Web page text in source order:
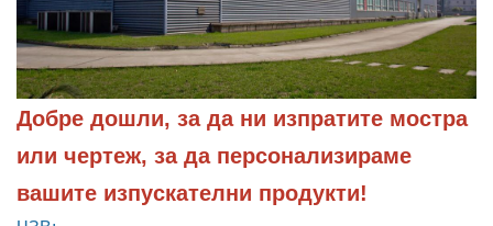
Добре дошли, за да ни изпратите мостра
или чертеж, за да персонализираме
вашите изпускателни продукти!